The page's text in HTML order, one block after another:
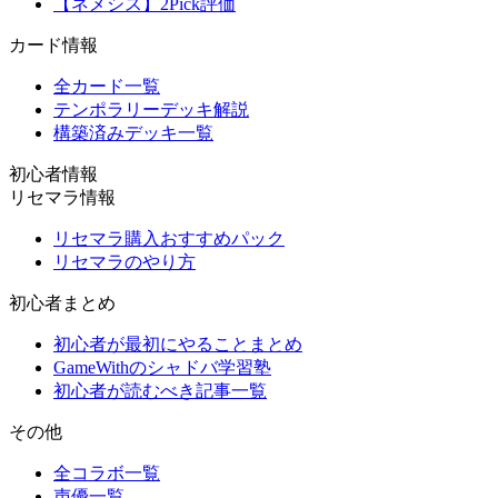
【ネメシス】2Pick評価
カード情報
全カード一覧
テンポラリーデッキ解説
構築済みデッキ一覧
初心者情報
リセマラ情報
リセマラ購入おすすめパック
リセマラのやり方
初心者まとめ
初心者が最初にやることまとめ
GameWithのシャドバ学習塾
初心者が読むべき記事一覧
その他
全コラボ一覧